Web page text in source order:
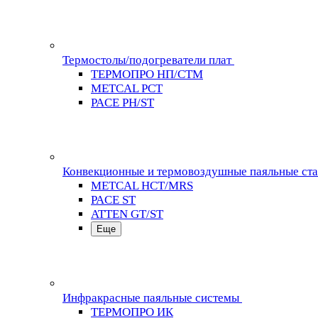
Термостолы/подогреватели плат
ТЕРМОПРО НП/СТМ
METCAL PCT
PACE PH/ST
Конвекционные и термовоздушные паяльные
METCAL HCT/MRS
PACE ST
ATTEN GT/ST
Еще
Инфракрасные паяльные системы
ТЕРМОПРО ИК